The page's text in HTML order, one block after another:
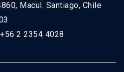
Macul. Santiago, Chile
2 2354 4028